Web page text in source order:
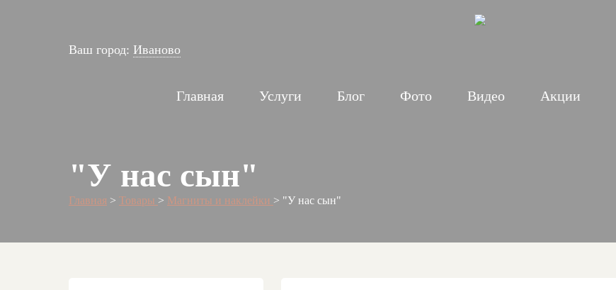
Ваш город: Иваново
Главная Услуги Блог Фото Видео Акции
"У нас сын"
Главная > Товары > Магниты и наклейки > "У нас сын"